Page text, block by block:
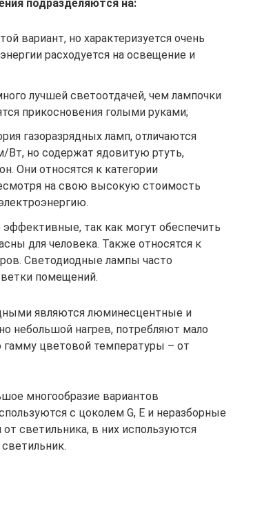
подразделяются на:
вариант, но характеризуется очень
расходуется на освещение и
лучшей светоотдачей, чем лампочки
прикосновения голыми руками;
газоразрядных ламп, отличаются
Вт, но содержат ядовитую ртуть,
Они относятся к категории
на свою высокую стоимость
эффективные, так как могут обеспечить
для человека. Также относятся к
Светодиодные лампы часто
помещений.
являются люминесцентные и
небольшой нагрев, потребляют мало
цветовой температуры – от
многообразие вариантов
с цоколем G, E и неразборные
светильника, в них используются